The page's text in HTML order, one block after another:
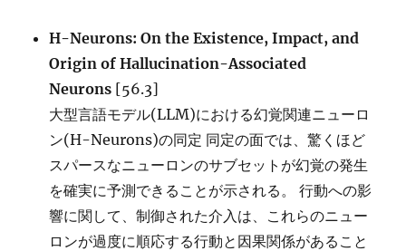
H-Neurons: On the Existence, Impact, and
Origin of Hallucination-Associated
Neurons [56.3]
大型言語モデル(LLM)における幻覚関連ニューロ
ン(H-Neurons)の同定 同定の面では、驚くほど
スパースなニューロンのサブセットが幻覚の発生
を確実に予測できることが示される。 行動への影
響に関して、制御された介入は、これらのニュー
ロンが過度に順応する行動と因果関係があること